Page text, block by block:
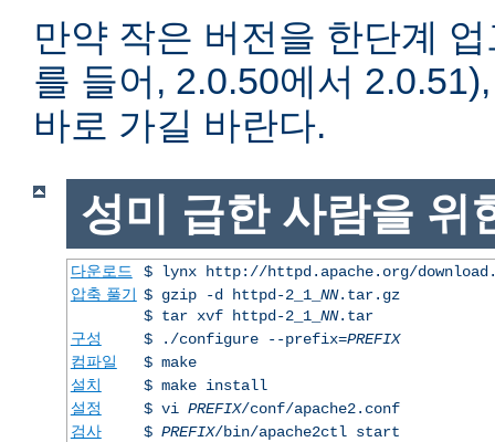
만약 작은 버전을 한단계
를 들어, 2.0.50에서
바로 가길 바란다.
성미 급한 사람을 위
다운로드
$ lynx http://httpd.apache.org/
압축 풀기 $ gzip -d httpd-2_1_ NN.tar.gz
$ tar xvf httpd-2_1_ NN.tar
구성
$ ./configure --prefix=PREFIX
컴파일
$ make
설치
$ make install
설정
$ vi PREFIX/conf/apache2.conf
검사
$ PREFIX/bin/apache2ctl start